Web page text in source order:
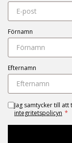
Förnamn
Efternamn
Jag samtycker till
integritetspolicyn *